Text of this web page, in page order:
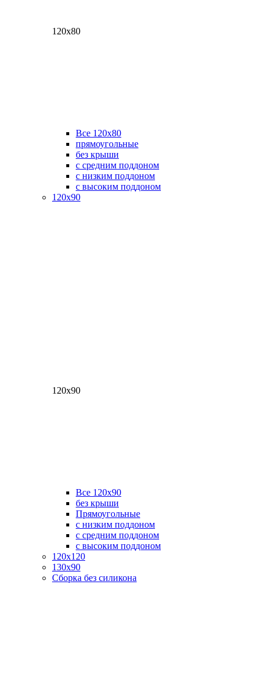
120х80
Все 120х80
прямоугольные
без крыши
с средним поддоном
с низким поддоном
с высоким поддоном
120х90
120х90
Все 120х90
без крыши
Прямоугольные
с низким поддоном
с средним поддоном
с высоким поддоном
120х120
130х90
Сборка без силикона